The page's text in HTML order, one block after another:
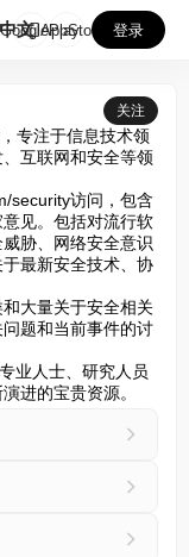
文
GooglePlay
AppStore 登录
关注
专注于信息技术领
互联网和安全等领
security访问，包含
见。包括对流行软
胁、网络安全意识
最新安全技术、协
大量关于安全相关
题和当前事件的讨
业人士、研究人员
进的宝贵资源。